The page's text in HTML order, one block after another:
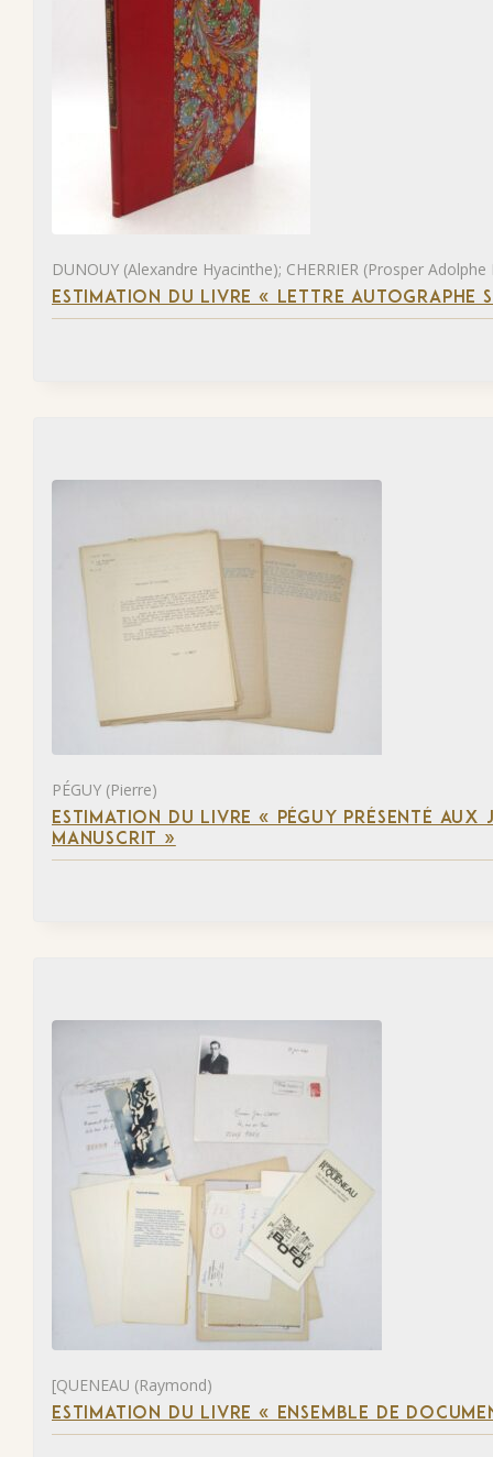
DUNOUY (Alexandre Hyacinthe); CHERRIER (Prosper
ESTIMATION DU LIVRE « LETTRE AUTOGRAPHE
PÉGUY (Pierre)
ESTIMATION DU LIVRE « PÉGUY PRÉSENTÉ AUX
MANUSCRIT »
[QUENEAU (Raymond)
ESTIMATION DU LIVRE « ENSEMBLE DE